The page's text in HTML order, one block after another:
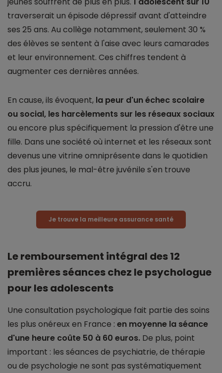
traverserait un épisode dépressif avant d'atteindre
ses 25 ans. Au collège notamment, seulement 30 %
des élèves se sentent à l'aise avec leurs camarades
et leur environnement. Ces chiffres tendent à
augmenter ces dernières années.
En cause, ils évoquent, la peur d'un échec scolaire
ou social, les harcèlements sur les réseaux sociaux
ou encore plus spécifiquement la pression d'être une
fille. Dans une société où internet et les réseaux sont
devenus une vitrine omniprésente dans le quotidien
des plus jeunes, le mal-être juvénile s'en trouve
accru.
Je trouve la meilleure assurance santé
Le remboursement intégral des 12
premières séances chez le psychologue
pour les adolescents
Une consultation psychologique fait partie des soins
les plus onéreux en France : en moyenne la séance
d'une heure coûte 50 à 60 euros. De plus, point
important : les séances de psychiatrie, de thérapie
ou de psychologie ne sont pas systématiquement